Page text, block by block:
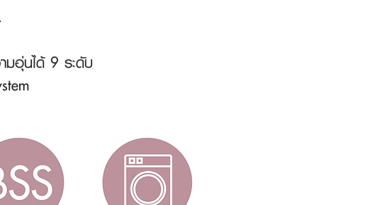
มอุ่นได้ 9 ระดับ